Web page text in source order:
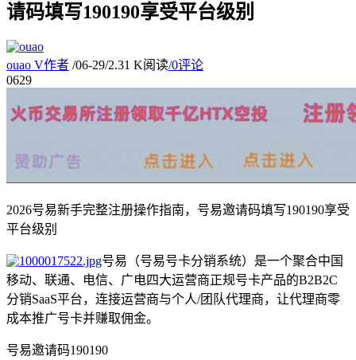
请码填写190190享受平台级别
ouao V作者 /06-29/2.31 K阅读/0评论
0629
2026号易新手完整注册操作指南，号易邀请码填写190190享受
平台级别
号易（号易号卡分销系统）是一个聚合中国
移动、联通、电信、广电四大运营商正规号卡产品的B2B2C
分销SaaS平台，连接运营商与个人/团队代理商，让代理商零
成本推广号卡并赚取佣金。
号易邀请码190190